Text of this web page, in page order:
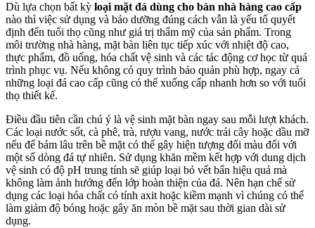
Dù lựa chọn bất kỳ loại mặt đá dùng cho bàn nhà hàng cao cấp
nào thì việc sử dụng và bảo dưỡng đúng cách vẫn là yếu tố quyết
định đến tuổi thọ cũng như giá trị thẩm mỹ của sản phẩm. Trong
môi trường nhà hàng, mặt bàn liên tục tiếp xúc với nhiệt độ cao,
thực phẩm, đồ uống, hóa chất vệ sinh và các tác động cơ học từ quá
trình phục vụ. Nếu không có quy trình bảo quản phù hợp, ngay cả
những loại đá cao cấp cũng có thể xuống cấp nhanh hơn so với tuổi
thọ thiết kế.
Điều đầu tiên cần chú ý là vệ sinh mặt bàn ngay sau mỗi lượt khách.
Các loại nước sốt, cà phê, trà, rượu vang, nước trái cây hoặc dầu mỡ
nếu để bám lâu trên bề mặt có thể gây hiện tượng đổi màu đối với
một số dòng đá tự nhiên. Sử dụng khăn mềm kết hợp với dung dịch
vệ sinh có độ pH trung tính sẽ giúp loại bỏ vết bẩn hiệu quả mà
không làm ảnh hưởng đến lớp hoàn thiện của đá. Nên hạn chế sử
dụng các loại hóa chất có tính axit hoặc kiềm mạnh vì chúng có thể
làm giảm độ bóng hoặc gây ăn mòn bề mặt sau thời gian dài sử
dụng.